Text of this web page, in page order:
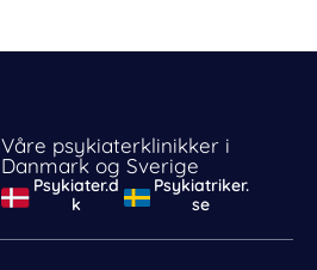
Våre psykiaterklinikker i
Danmark og Sverige
Psykiater.d
k
Psykiatriker.
se